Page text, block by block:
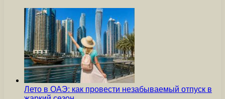
Лето в ОАЭ: как провести незабываемый отпуск в